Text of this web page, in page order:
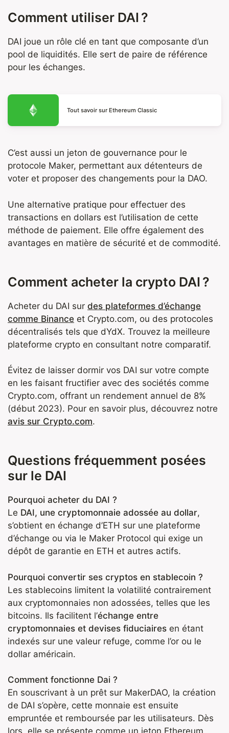
Comment utiliser DAI ?
DAI joue un rôle clé en tant que composante d’un
pool de liquidités. Elle sert de paire de référence
pour les échanges.
Tout savoir sur Ethereum Classic
C’est aussi un jeton de gouvernance pour le
protocole Maker, permettant aux détenteurs de
voter et proposer des changements pour la DAO.
Une alternative pratique pour effectuer des
transactions en dollars est l’utilisation de cette
méthode de paiement. Elle offre également des
avantages en matière de sécurité et de commodité.
Comment acheter la crypto DAI ?
Acheter du DAI sur des plateformes d’échange
comme Binance et Crypto.com, ou des protocoles
décentralisés tels que dYdX. Trouvez la meilleure
plateforme crypto en consultant notre comparatif.
Évitez de laisser dormir vos DAI sur votre compte
en les faisant fructifier avec des sociétés comme
Crypto.com, offrant un rendement annuel de 8%
(début 2023). Pour en savoir plus, découvrez notre
avis sur Crypto.com.
Questions fréquemment posées
sur le DAI
Pourquoi acheter du DAI ?
Le DAI, une cryptomonnaie adossée au dollar,
s’obtient en échange d’ETH sur une plateforme
d’échange ou via le Maker Protocol qui exige un
dépôt de garantie en ETH et autres actifs.
Pourquoi convertir ses cryptos en stablecoin ?
Les stablecoins limitent la volatilité contrairement
aux cryptomonnaies non adossées, telles que les
bitcoins. Ils facilitent l’échange entre
cryptomonnaies et devises fiduciaires en étant
indexés sur une valeur refuge, comme l’or ou le
dollar américain.
Comment fonctionne Dai ?
En souscrivant à un prêt sur MakerDAO, la création
de DAI s’opère, cette monnaie est ensuite
empruntée et remboursée par les utilisateurs. Dès